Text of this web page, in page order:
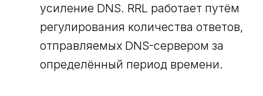
усиление DNS. RRL работает путём
регулирования количества ответов,
отправляемых DNS-сервером за
определённый период времени.